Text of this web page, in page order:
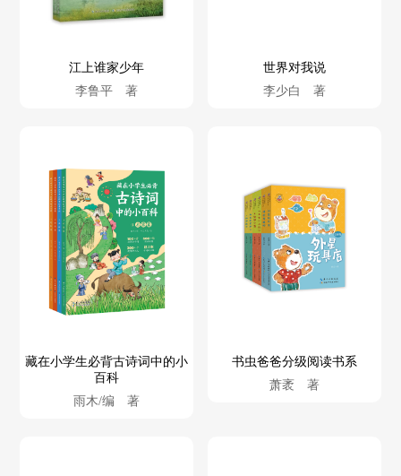
江上谁家少年
李鲁平 著
世界对我说
李少白 著
藏在小学生必背古诗词中的小
百科
雨木/编 著
书虫爸爸分级阅读书系
萧袤 著